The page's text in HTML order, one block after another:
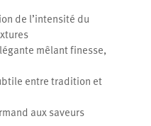
de l’intensité du
mêlant finesse,
entre tradition et
aux saveurs